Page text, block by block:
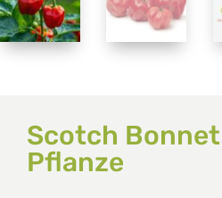
Scotch
Pflanze